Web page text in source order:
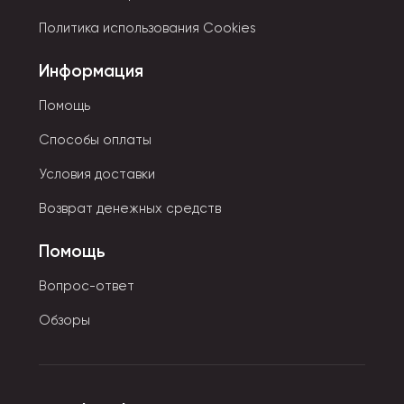
персонажей либо сказочных героев. Для них
материалы.
Политика использования Cookies
Информация
Помощь
Способы оплаты
Условия доставки
Возврат денежных средств
Помощь
Вопрос-ответ
Обзоры